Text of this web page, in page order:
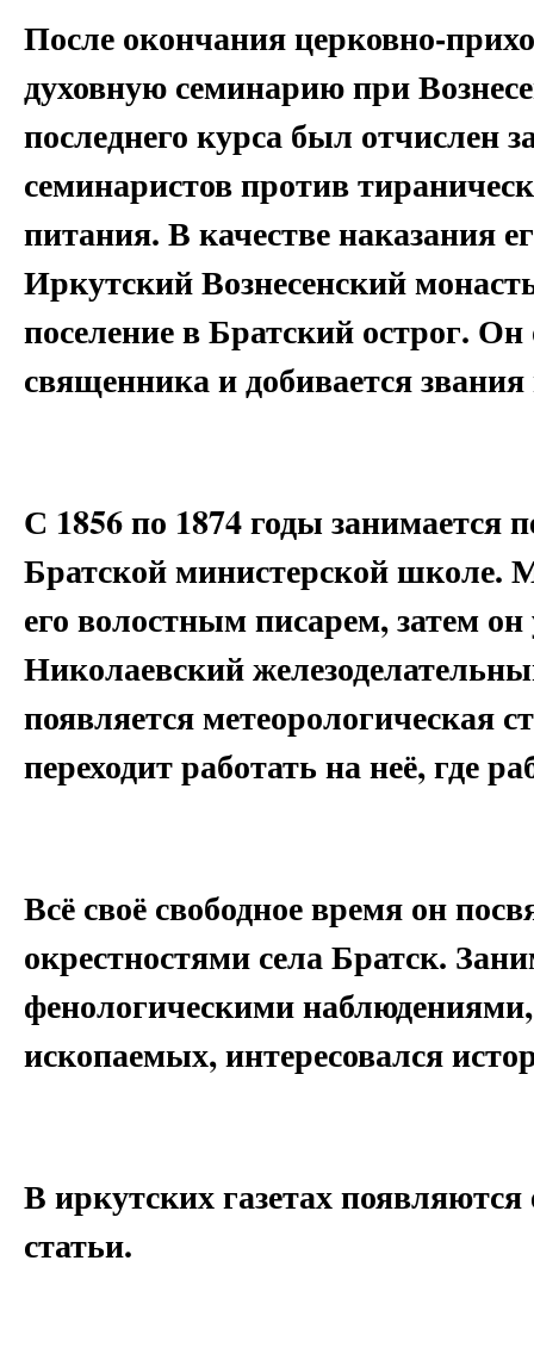
После окончания церковно-
духовную семинарию при
последнего курса был отчислен
семинаристов против
питания. В качестве наказания
Иркутский Вознесенский
поселение в Братский острог.
священника и добивается
С 1856 по 1874 годы занимается
Братской министерской школе.
его волостным писарем, затем
Николаевский
появляется метеорологическая
переходит работать на неё, где
Всё своё свободное время он
окрестностями села Братск.
фенологическими
ископаемых, интересовался
В иркутских газетах
статьи.